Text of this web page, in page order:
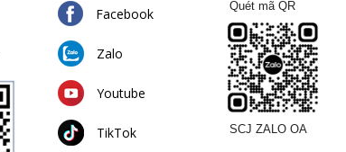
Facebook
Zalo
Youtube
TikTok
Quét mã QR
SCJ ZALO OA